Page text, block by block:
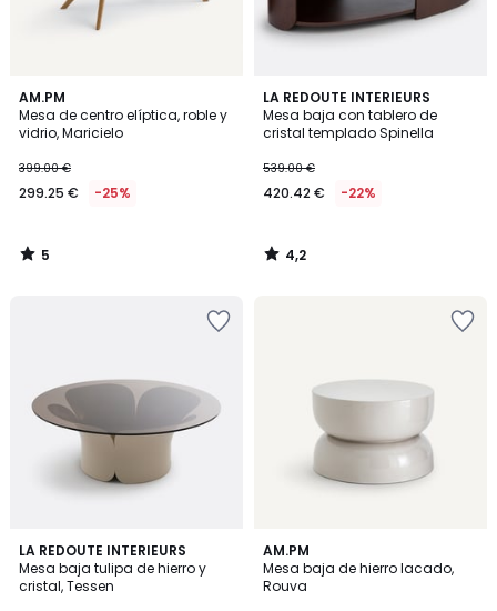
AM.PM
Mesa de centro elíptica, roble y
vidrio, Maricielo
399.00 €
299.25 € -25%
5
/
5
5
/
LA REDOUTE INTERIEURS
Mesa baja con tablero de
cristal templado Spinella
539.00 €
420.42 € -22%
4,2
/ 5
4,2
/
LA REDOUTE INTERIEURS
Mesa baja tulipa de hierro y
cristal, Tessen
4,9
/ 5
AM.PM
Mesa baja de hierro lacado,
Rouva
4,8
/ 5
2
Colores